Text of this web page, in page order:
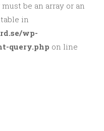
be an array or an
in
wp-
query.php on line